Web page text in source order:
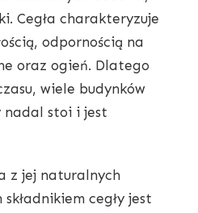
Cegła charakteryzuje
odpornością na
oraz ogień. Dlatego
wiele budynków
nadal stoi i jest
z jej naturalnych
składnikiem cegły jest